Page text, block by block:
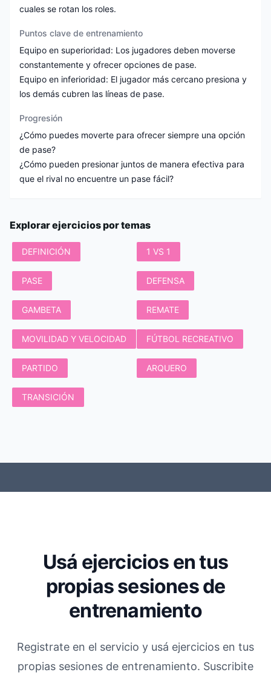
cuales se rotan los roles.
Puntos clave de entrenamiento
Equipo en superioridad: Los jugadores deben moverse
constantemente y ofrecer opciones de pase.
Equipo en inferioridad: El jugador más cercano presiona y
los demás cubren las líneas de pase.
Progresión
¿Cómo puedes moverte para ofrecer siempre una opción
de pase?
¿Cómo pueden presionar juntos de manera efectiva para
que el rival no encuentre un pase fácil?
Explorar ejercicios por temas
DEFINICIÓN 1 VS 1
PASE DEFENSA
GAMBETA REMATE
MOVILIDAD Y VELOCIDAD FÚTBOL RECREATIVO
PARTIDO ARQUERO
TRANSICIÓN
Usá ejercicios en tus
propias sesiones de
entrenamiento
Registrate en el servicio y usá ejercicios en tus
propias sesiones de entrenamiento. Suscribite